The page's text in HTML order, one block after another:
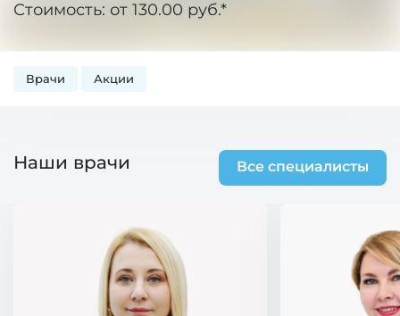
Стоимость: от 130.00 руб.*
Врачи Акции
Наши врачи Все специалисты